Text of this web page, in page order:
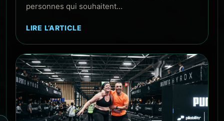
personnes qui souhaitent…
LIRE L’ARTICLE